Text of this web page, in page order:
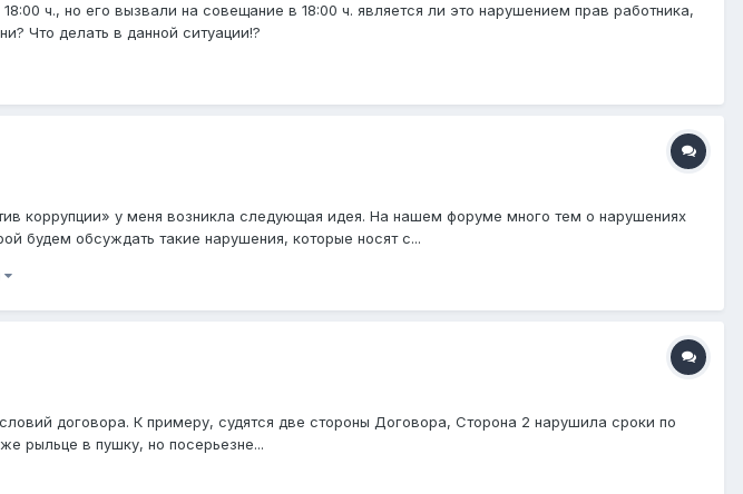
ч., но его вызвали на совещание в 18:00 ч. является ли это нарушением прав работника,
Что делать в данной ситуации!?
коррупции» у меня возникла следующая идея. На нашем форуме много тем о нарушениях
будем обсуждать такие нарушения, которые носят с...
договора. К примеру, судятся две стороны Договора, Сторона 2 нарушила сроки по
рыльце в пушку, но посерьезне...